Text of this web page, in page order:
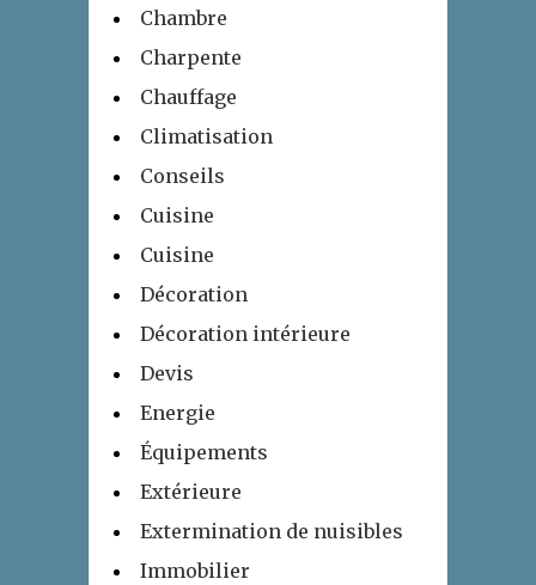
Chambre
Charpente
Chauffage
Climatisation
Conseils
Cuisine
Cuisine
Décoration
Décoration intérieure
Devis
Energie
Équipements
Extérieure
Extermination de nuisibles
Immobilier